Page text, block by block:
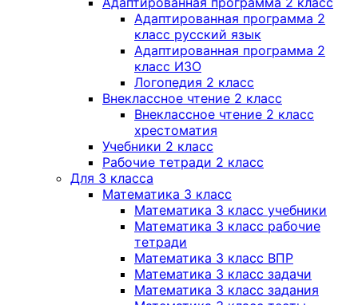
Адаптированная программа 2
класс русский язык
Адаптированная программа 2
класс ИЗО
Логопедия 2 класс
Внеклассное чтение 2 класс
Внеклассное чтение 2 класс
хрестоматия
Учебники 2 класс
Рабочие тетради 2 класс
Для 3 класса
Математика 3 класс
Математика 3 класс учебники
Математика 3 класс рабочие
тетради
Математика 3 класс ВПР
Математика 3 класс задачи
Математика 3 класс задания